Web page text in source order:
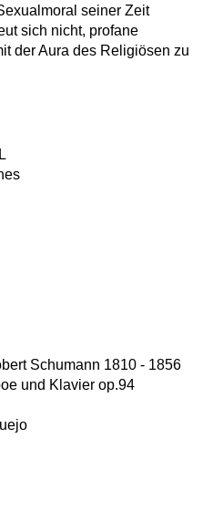
seiner Zeit
sich nicht, profane
der Aura des Religiösen zu
Schumann 1810 - 1856
und Klavier op.94